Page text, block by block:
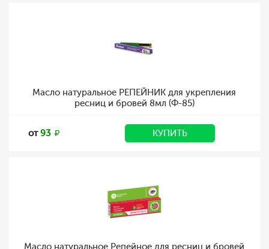
Масло натуральное РЕПЕЙНИК для укрепления
ресниц и бровей 8мл (Ф-85)
от93 КУПИТЬ
Масло натуральное Репейное для ресниц и бровей